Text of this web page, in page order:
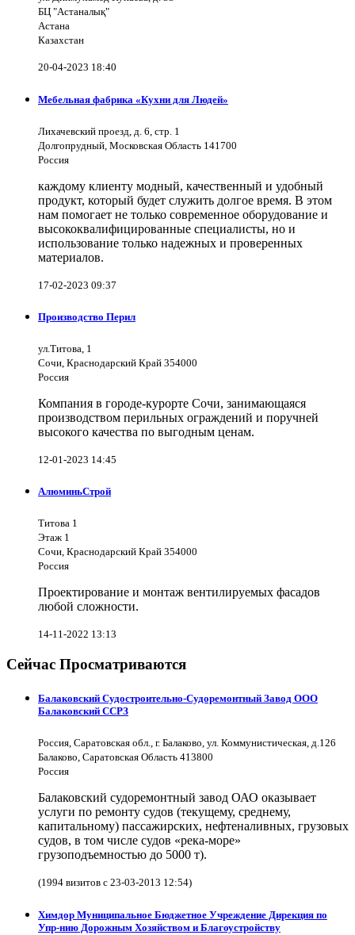
БЦ "Астаналық"
Астана
Казахстан
20-04-2023 18:40
Мебельная фабрика «Кухни для Людей»
Лихачевский проезд, д. 6, стр. 1
Долгопрудный, Московская Область 141700
Россия
каждому клиенту модный, качественный и удобный
продукт, который будет служить долгое время. В этом
нам помогает не только современное оборудование и
высококвалифицированные специалисты, но и
использование только надежных и проверенных
материалов.
17-02-2023 09:37
Производство Перил
ул.Титова, 1
Сочи, Краснодарский Край 354000
Россия
Компания в городе-курорте Сочи, занимающаяся
производством перильных ограждений и поручней
высокого качества по выгодным ценам.
12-01-2023 14:45
АлюминьСтрой
Титова 1
Этаж 1
Сочи, Краснодарский Край 354000
Россия
Проектирование и монтаж вентилируемых фасадов
любой сложности.
14-11-2022 13:13
Сейчас Просматриваются
Балаковский Судостроительно-Судоремонтный Завод ООО
Балаковский ССРЗ
Россия, Саратовская обл., г. Балаково, ул. Коммунистическая, д.126
Балаково, Саратовская Область 413800
Россия
Балаковский судоремонтный завод ОАО оказывает
услуги по ремонту судов (текущему, среднему,
капитальному) пассажирских, нефтеналивных, грузовых
судов, в том числе судов «река-море»
грузоподъемностью до 5000 т).
(1994 визитов с 23-03-2013 12:54)
Химдор Муниципальное Бюджетное Учреждение Дирекция по
Упр-нию Дорожным Хозяйством и Благоустройству